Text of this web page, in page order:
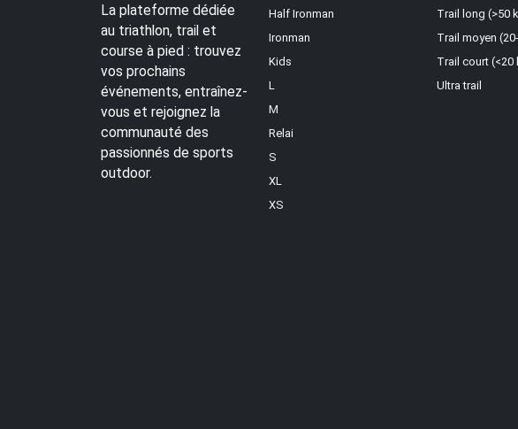
La plateforme dédiée
au triathlon, trail et
course à pied : trouvez
vos prochains
événements, entraînez-
vous et rejoignez la
communauté des
passionnés de sports
outdoor.
Half Ironman
Ironman
Kids
L
M
Relai
S
XL
XS
Trail long (>50
Trail moyen
Trail court (<20
Ultra trail